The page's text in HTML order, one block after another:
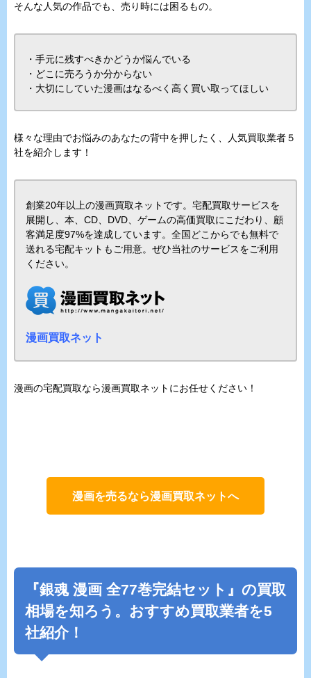
そんな人気の作品でも、売り時には困るもの。
・手元に残すべきかどうか悩んでいる
・どこに売ろうか分からない
・大切にしていた漫画はなるべく高く買い取ってほしい
様々な理由でお悩みのあなたの背中を押したく、人気買取業者５
社を紹介します！
創業20年以上の漫画買取ネットです。宅配買取サービスを
展開し、本、CD、DVD、ゲームの高価買取にこだわり、顧
客満足度97%を達成しています。全国どこからでも無料で
送れる宅配キットもご用意。ぜひ当社のサービスをご利用
ください。
漫画買取ネット
漫画の宅配買取なら漫画買取ネットにお任せください！
漫画を売るなら漫画買取ネットへ
『銀魂 漫画 全77巻完結セット』の買取
相場を知ろう。おすすめ買取業者を5
社紹介！